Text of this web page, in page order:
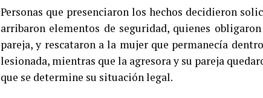
Personas que presenciaron los hechos decidieron
arribaron elementos de seguridad, quienes
pareja, y rescataron a la mujer que permanecía
lesionada, mientras que la agresora y su pareja
que se determine su situación legal.